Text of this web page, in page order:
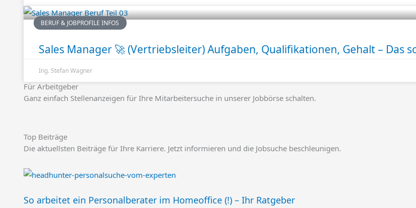
BERUF & JOBPROFILE INFOS
Sales Manager 🚀 (Vertriebsleiter) Aufgaben, Qualifikationen, Gehalt – Das
Ing. Stefan Wagner
Für Arbeitgeber
Ganz einfach Stellenanzeigen für Ihre Mitarbeitersuche in unserer Jobbörse schalten.
Top Beiträge
Die aktuellsten Beiträge für Ihre Karriere. Jetzt informieren und die Jobsuche beschleunigen.
So arbeitet ein Personalberater im Homeoffice (!) – Ihr Ratgeber